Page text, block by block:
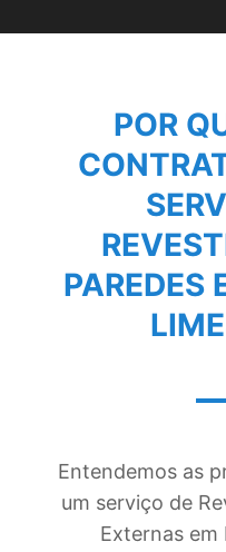
POR
PAREDES
Entendemos as
um serviço de
Externas em